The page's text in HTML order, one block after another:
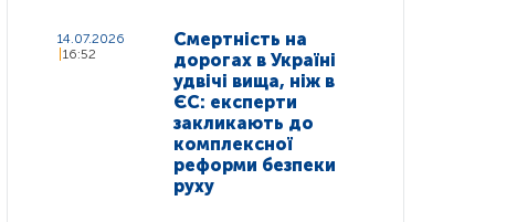
14.07.2026
16:52
Смертність на
дорогах в Україні
удвічі вища, ніж в
ЄС: експерти
закликають до
комплексної
реформи безпеки
руху